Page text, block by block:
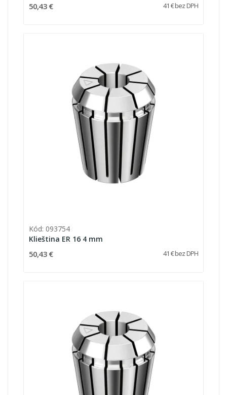
50,43 € 41 € bez DPH
Kód: 093754
Klieština ER 16 4 mm
50,43 € 41 € bez DPH